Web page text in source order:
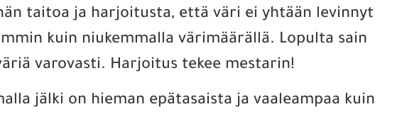
taitoa ja harjoitusta, että väri ei yhtään levinnyt
kuin niukemmalla värimäärällä. Lopulta sain
varovasti. Harjoitus tekee mestarin!
jälki on hieman epätasaista ja vaaleampaa kuin